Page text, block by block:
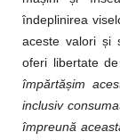
îndeplinirea
aceste valori și
oferi libertate
împărtășim
inclusiv
împreună